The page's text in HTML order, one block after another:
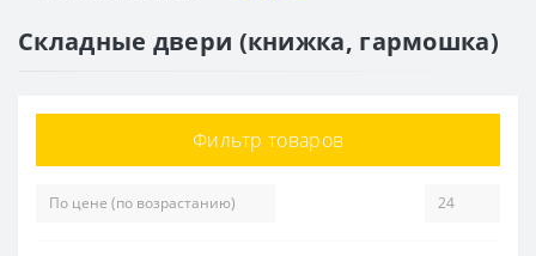
Складные двери (книжка, гармошка)
Фильтр товаров